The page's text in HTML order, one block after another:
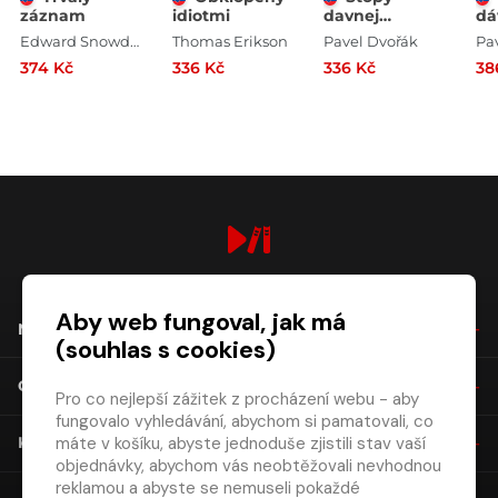
záznam
Edward Snowden
374 Kč
idiotmi
Thomas Erikson
336 Kč
davnej
minulosti -
Pavel Dvořák
336 Kč
NÁKUP
O SPOLEČNOSTI
KONTAKT
Aby web fungoval, jak má
(souhlas s cookies)
Pro co nejlepší zážitek z procházení webu - aby
fungovalo vyhledávání, abychom si pamatovali, co
máte v košíku, abyste jednoduše zjistili stav vaší
objednávky, abychom vás neobtěžovali nevhodnou
reklamou a abyste se nemuseli pokaždé